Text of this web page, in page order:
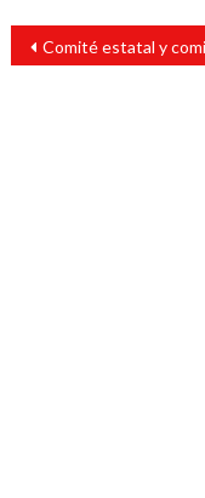
Navegación
entradas
Comité estatal y comité nacional de Morena en